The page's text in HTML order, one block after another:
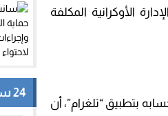
الأوكرانية المكلفة
بتطبيق “تلغرام”، أن
24 ساعة